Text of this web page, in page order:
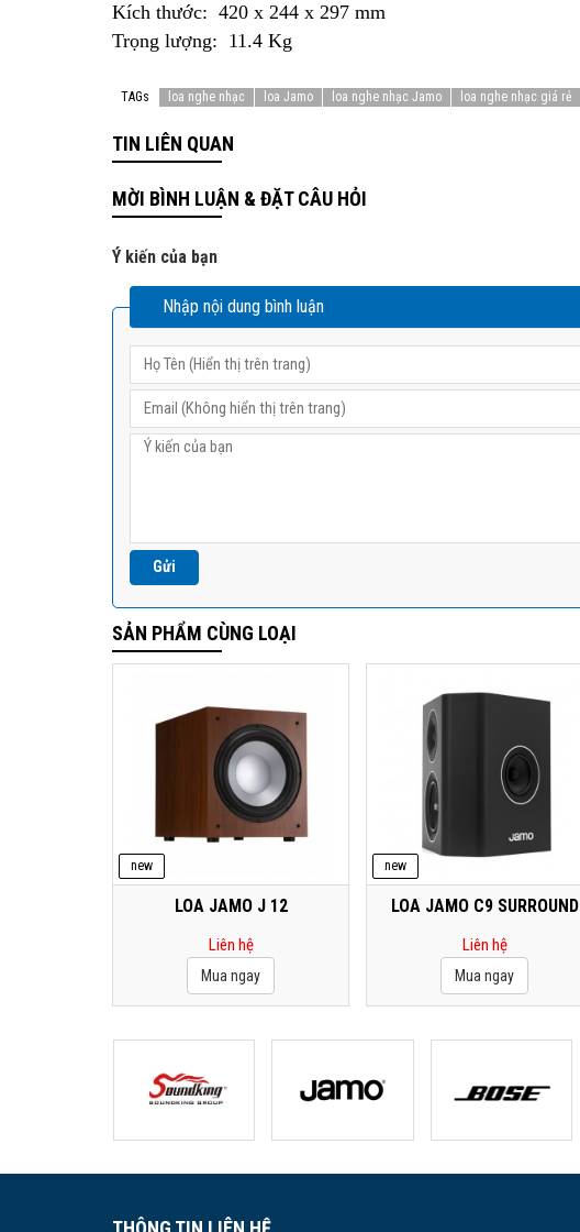
Kích thước: 420 x 244 x 297 mm
Trọng lượng: 11.4 Kg
TAGs loa nghe nhạc loa Jamo loa nghe nhạc Jamo loa nghe nhạc giá rẻ
TIN LIÊN QUAN
MỜI BÌNH LUẬN & ĐẶT CÂU HỎI
Ý kiến của bạn
Nhập nội dung bình luận
SẢN PHẨM CÙNG LOẠI
new
LOA JAMO J 12
Liên hệ
new
LOA JAMO C9 SURROUND
Liên hệ